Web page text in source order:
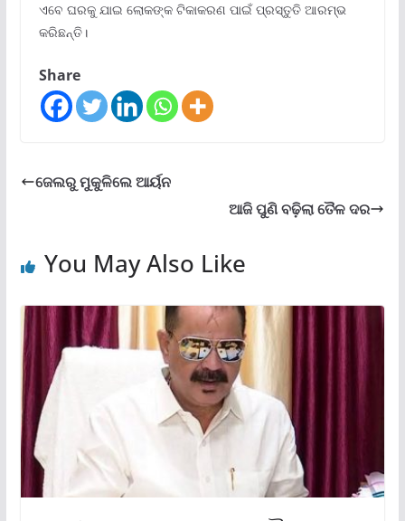
ଏବେ ଘରକୁ ଯାଇ ଲୋକଙ୍କ ଟିକାକରଣ ପାଇଁ ପ୍ରସ୍ତୁତି ଆରମ୍ଭ
କରିଛନ୍ତି।
Share
ଜେଲରୁ ମୁକୁଳିଲେ ଆର୍ୟନ
ଆଜି ପୁଣି ବଢ଼ିଲା ତୈଳ ଦର
You May Also Like